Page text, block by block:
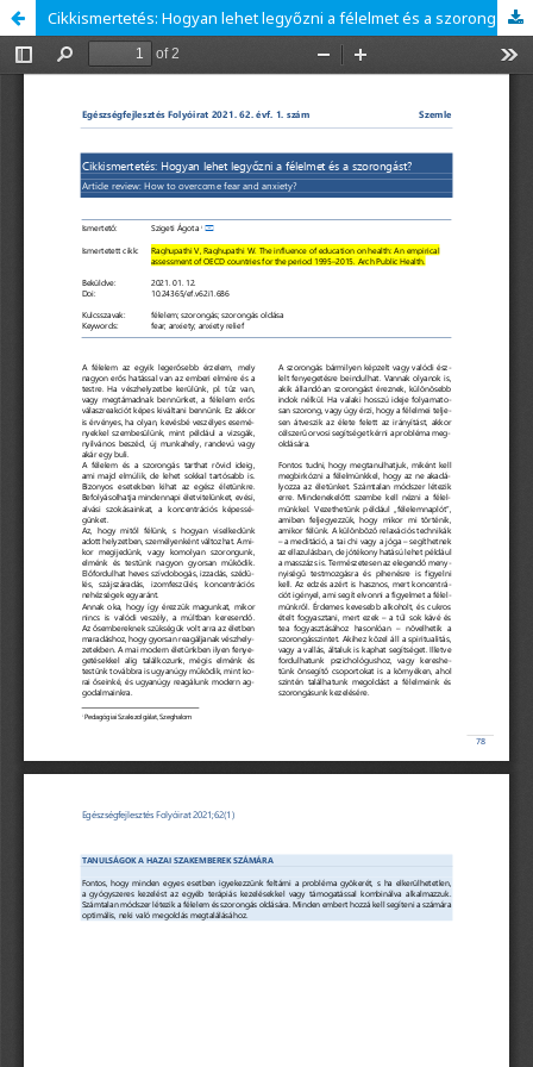
Cikkismertetés: Hogyan lehet legyőzni a félelmet és a szorongást?